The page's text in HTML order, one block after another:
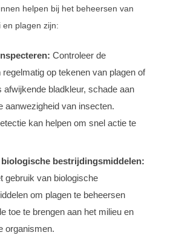
helpen bij het beheersen van
plagen zijn:
Controleer de
regelmatig op tekenen van plagen of
afwijkende bladkleur, schade aan
aanwezigheid van insecten.
kan helpen om snel actie te
bestrijdingsmiddelen:
gebruik van biologische
om plagen te beheersen
toe te brengen aan het milieu en
organismen.